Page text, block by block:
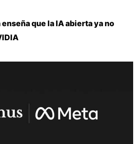
que la IA abierta ya no